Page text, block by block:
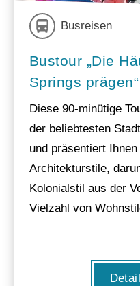
Busreisen
Bustour „Die
Springs prägen“
Diese 90-minütige
der beliebtesten
und präsentiert
Architekturstile,
Kolonialstil aus der
Vielzahl von